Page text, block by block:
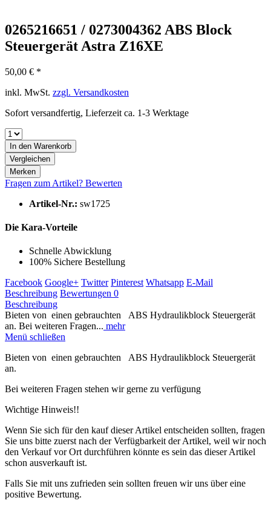
0265216651 / 0273004362 ABS Block
Steuergerät Astra Z16XE
50,00 € *
inkl. MwSt. zzgl. Versandkosten
Sofort versandfertig, Lieferzeit ca. 1-3 Werktage
In den Warenkorb
Vergleichen
Merken
Fragen zum Artikel? Bewerten
Artikel-Nr.: sw1725
Die Kara-Vorteile
Schnelle Abwicklung
100% Sichere Bestellung
Facebook Google+ Twitter Pinterest Whatsapp E-Mail
Beschreibung Bewertungen 0
Beschreibung
Bieten von einen gebrauchten ABS Hydraulikblock Steuergerät
an. Bei weiteren Fragen... mehr
Menü schließen
Bieten von einen gebrauchten ABS Hydraulikblock Steuergerät
an.
Bei weiteren Fragen stehen wir gerne zu verfügung
Wichtige Hinweis!!
Wenn Sie sich für den kauf dieser Artikel entscheiden sollten, fragen
Sie uns bitte zuerst nach der Verfügbarkeit der Artikel, weil wir noch
den Verkauf vor Ort durchführen könnte es sein das dieser Artikel
schon ausverkauft ist.
Falls Sie mit uns zufrieden sein sollten freuen wir uns über eine
positive Bewertung.